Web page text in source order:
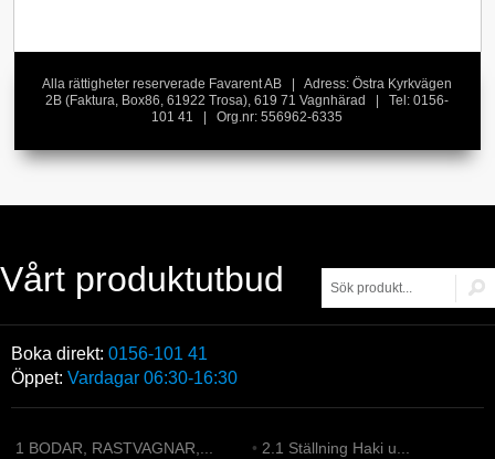
Alla rättigheter reserverade Favarent AB | Adress: Östra Kyrkvägen
2B (Faktura, Box86, 61922 Trosa), 619 71 Vagnhärad | Tel: 0156-
101 41 | Org.nr: 556962-6335
Vårt produktutbud
Boka direkt: 0156-101 41
Öppet: Vardagar 06:30-16:30
1 BODAR, RASTVAGNAR,...
• 2.1 Ställning Haki u...